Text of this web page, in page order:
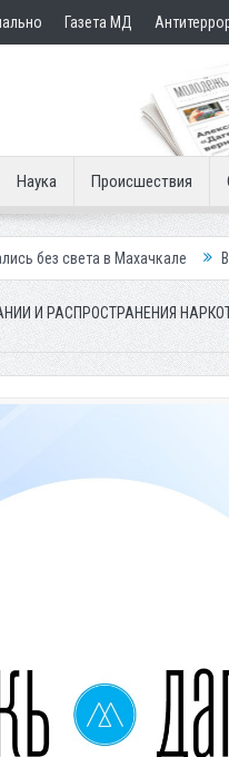
Газета МД
Наука Происшествия
В Дербенте
И РАСПРОСТРАНЕНИЯ